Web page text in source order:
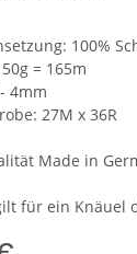
100%
= 165m
4mm
27M x 36R
Made in
für ein Knäuel